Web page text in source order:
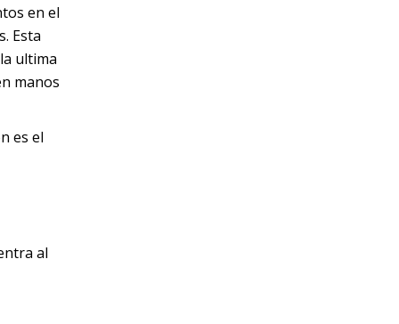
en el
Esta
ultima
manos
es el
al